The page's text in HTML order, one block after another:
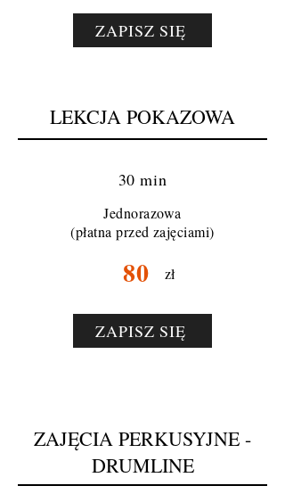
ZAPISZ SIĘ
LEKCJA POKAZOWA
30 min
Jednorazowa
(płatna przed zajęciami)
80 zł
ZAPISZ SIĘ
ZAJĘCIA PERKUSYJNE -
DRUMLINE